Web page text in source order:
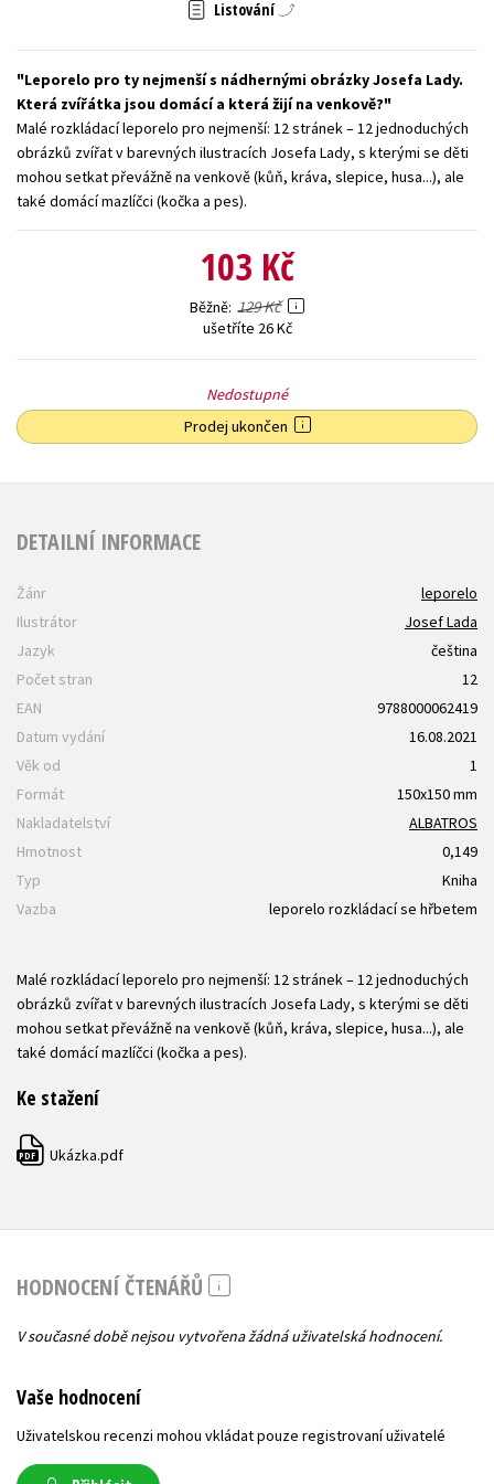
Všechny tituly
Listování
Leporelo pro ty nejmenší s nádhernými obrázky Josefa Lady.
Která zvířátka jsou domácí a která žijí na venkově?
Malé rozkládací leporelo pro nejmenší: 12 stránek – 12 jednoduchých
obrázků zvířat v barevných ilustracích Josefa Lady, s kterými se děti
mohou setkat převážně na venkově (kůň, kráva, slepice, husa...), ale
také domácí mazlíčci (kočka a pes).
103 Kč
Běžně 129 Kč
ušetříte 26 Kč
Nedostupné
Prodej ukončen
DETAILNÍ INFORMACE
Žánr
leporelo
Ilustrátor
Josef Lada
Jazyk
čeština
Počet stran
12
EAN
9788000062419
Datum vydání
16.08.2021
Věk od
1
Formát
150x150 mm
Nakladatelství
ALBATROS
Hmotnost
0,149
Typ
Kniha
Vazba
leporelo rozkládací se hřbetem
Malé rozkládací leporelo pro nejmenší: 12 stránek – 12 jednoduchých
obrázků zvířat v barevných ilustracích Josefa Lady, s kterými se děti
mohou setkat převážně na venkově (kůň, kráva, slepice, husa...), ale
také domácí mazlíčci (kočka a pes).
Ke stažení
PDF Ukázka.pdf
HODNOCENÍ ČTENÁŘŮ
V současné době nejsou vytvořena žádná uživatelská hodnocení.
Vaše hodnocení
Uživatelskou recenzi mohou vkládat pouze registrovaní uživatelé